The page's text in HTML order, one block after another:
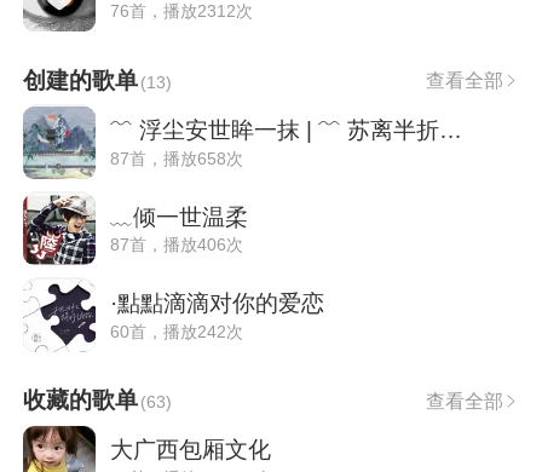
76首，播放2312次
创建的歌单(13) 查看全部
﹌ 浮尘安世眸一抹 | ﹌ 苏离半折明一媚
87首，播放658次
﹏倾一世温柔
87首，播放406次
·點點滴滴对你的爱恋
60首，播放242次
收藏的歌单(63) 查看全部
大广西包厢文化